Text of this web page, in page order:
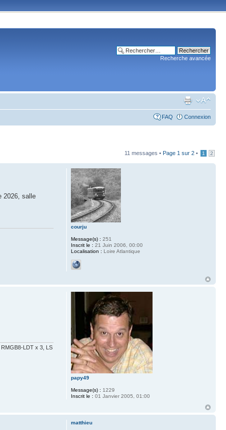
Recherche avancée
FAQ Connexion
11 messages • Page 1 sur 2 • 1 2
2026, salle
courju
Message(s) : 251
Inscrit le : 21 Juin 2006, 00:00
Localisation : Loire Atlantique
LDT x 3, LS
papy49
Message(s) : 1229
Inscrit le : 01 Janvier 2005, 01:00
matthieu